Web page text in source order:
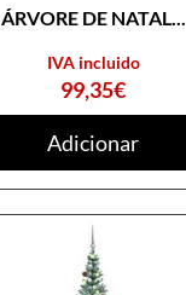
ÁRVORE DE NATAL...
99,35€
IVA incluido
Adicionar